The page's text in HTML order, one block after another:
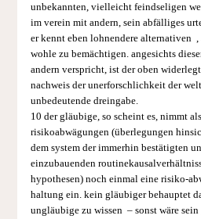
unbekannten, vielleicht feindseligen
im verein mit andern, sein abfälliges
er kennt eben lohnendere alternativen ,
wohle zu bemächtigen. angesichts
andern verspricht, ist der oben
nachweis der unerforschlichkeit der
unbedeutende dreingabe.
10 der gläubige, so scheint es, nimmt
risikoabwägungen (überlegungen
dem system der immerhin bestätigten
einzubauenden
hypothesen) noch einmal eine risiko-
haltung ein. kein gläubiger behauptet
ungläubige zu wissen – sonst wäre